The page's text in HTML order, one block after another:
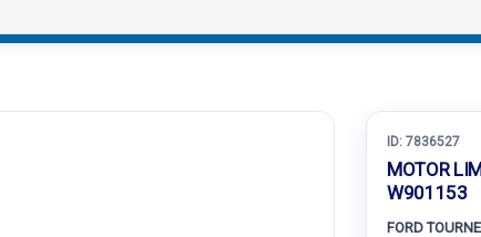
ID: 7836527
MOTOR
W901153
FORD